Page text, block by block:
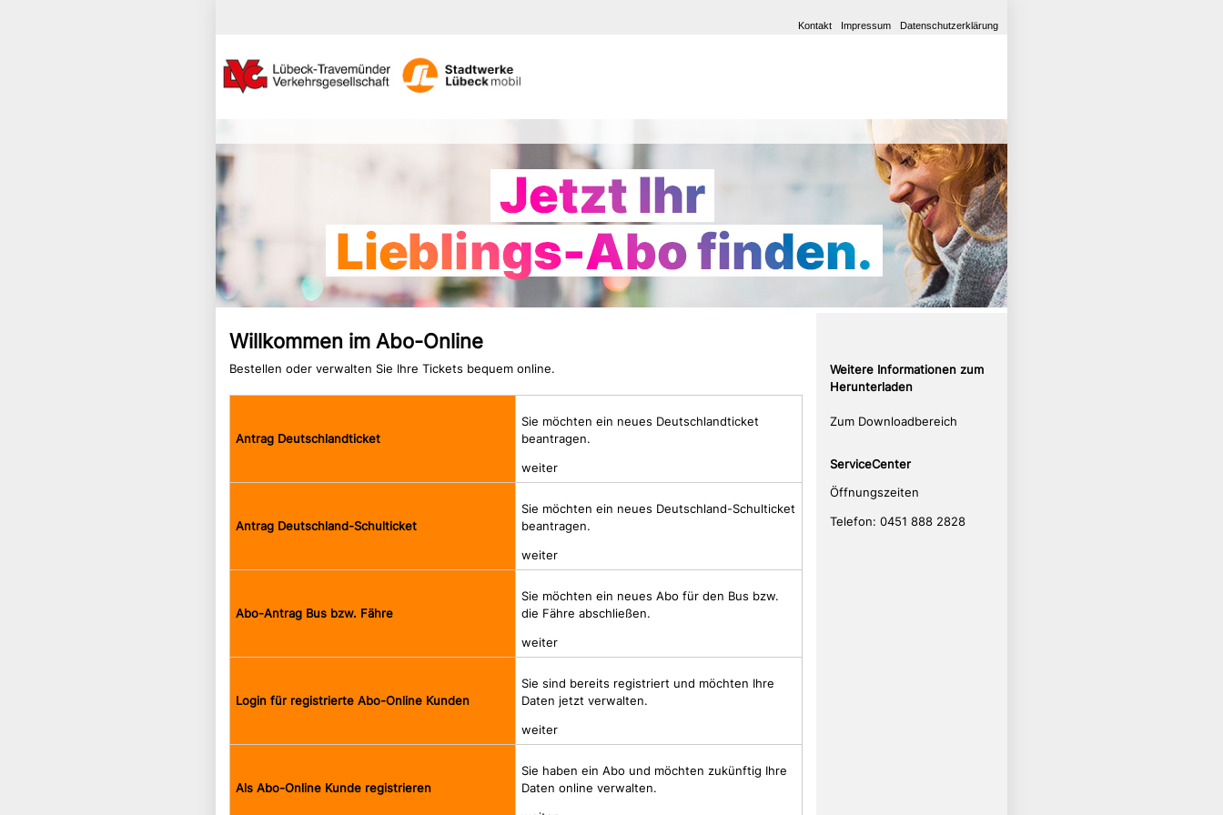
Kontakt Impressum Datenschutzerklärung
Willkommen im Abo-Online
Bestellen oder verwalten Sie Ihre Tickets bequem online.
Antrag Deutschlandticket
Sie möchten ein neues Deutschlandticket
beantragen.
weiter
Antrag Deutschland-Schulticket
Sie möchten ein neues Deutschland-Schulticket
beantragen.
weiter
Abo-Antrag Bus bzw. Fähre
Sie möchten ein neues Abo für den Bus bzw.
die Fähre abschließen.
weiter
Login für registrierte Abo-Online Kunden
Sie sind bereits registriert und möchten Ihre
Daten jetzt verwalten.
weiter
Als Abo-Online Kunde registrieren
Sie haben ein Abo und möchten zukünftig Ihre
Daten online verwalten.
Weitere Informationen zum
Herunterladen
Zum Downloadbereich
ServiceCenter
Öffnungszeiten
Telefon: 0451 888 2828